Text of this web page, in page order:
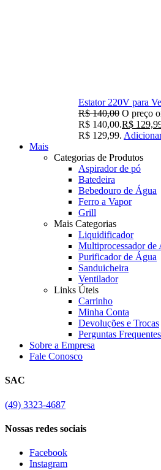
Estator 220V para
R$140,00 O preço
R$ 140,00.R$
R$ 129,99.
Mais
Categorias de Produtos
Aspirador de pó
Batedeira
Bebedouro de Água
Ferro a Vapor
Grill
Mais Categorias
Liquidificador
Multiprocessador de
Purificador de Água
Sanduicheira
Ventilador
Links Úteis
Carrinho
Minha Conta
Devoluções e Trocas
Perguntas Frequentes
Sobre a Empresa
Fale Conosco
SAC
(49) 3323-4687
Nossas redes sociais
Facebook
Instagram